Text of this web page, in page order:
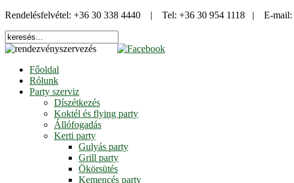
Rendelésfelvétel: +36 30 338 4440 | Tel: +36 30 954 1118 | E-mail:
Főoldal
Rólunk
Party szerviz
Díszétkezés
Koktél és flying party
Állófogadás
Kerti party
Gulyás party
Grill party
Ökörsütés
Kemencés party